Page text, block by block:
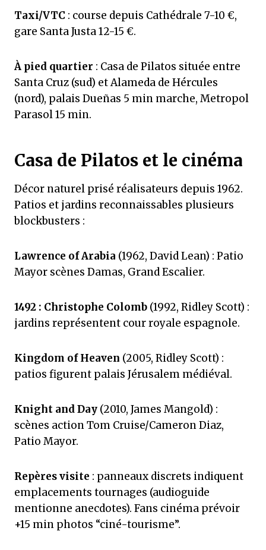
Taxi/VTC : course depuis Cathédrale 7-10 €,
gare Santa Justa 12-15 €.
À pied quartier : Casa de Pilatos située entre
Santa Cruz (sud) et Alameda de Hércules
(nord), palais Dueñas 5 min marche, Metropol
Parasol 15 min.
Casa de Pilatos et le cinéma
Décor naturel prisé réalisateurs depuis 1962.
Patios et jardins reconnaissables plusieurs
blockbusters :
Lawrence of Arabia (1962, David Lean) : Patio
Mayor scènes Damas, Grand Escalier.
1492 : Christophe Colomb (1992, Ridley Scott) :
jardins représentent cour royale espagnole.
Kingdom of Heaven (2005, Ridley Scott) :
patios figurent palais Jérusalem médiéval.
Knight and Day (2010, James Mangold) :
scènes action Tom Cruise/Cameron Diaz,
Patio Mayor.
Repères visite : panneaux discrets indiquent
emplacements tournages (audioguide
mentionne anecdotes). Fans cinéma prévoir
+15 min photos “ciné-tourisme”.